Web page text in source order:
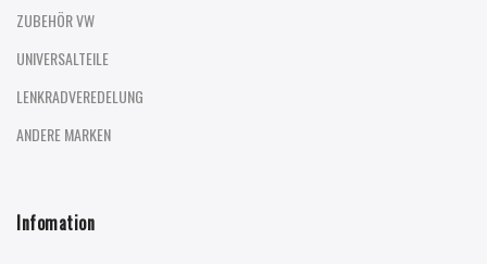
ZUBEHÖR VW
UNIVERSALTEILE
LENKRADVEREDELUNG
ANDERE MARKEN
Infomation